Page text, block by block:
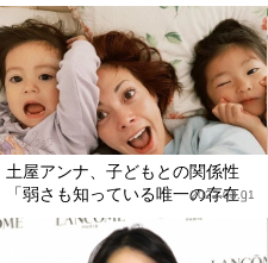
土屋アンナ、子どもとの関係性
「弱さも知っている唯一の存在」
2022.03.01